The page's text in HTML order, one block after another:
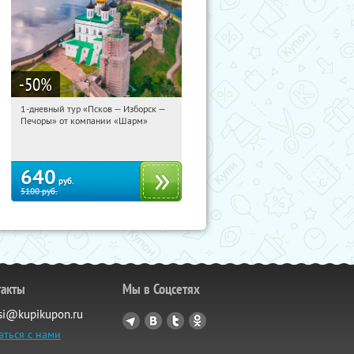
-50%
15:40:48 Купили:12
1-дневный тур «Псков — Изборск —
Печоры» от компании «Шарм»
640 руб.
5100руб.
с нами
Мы в Соцсетях